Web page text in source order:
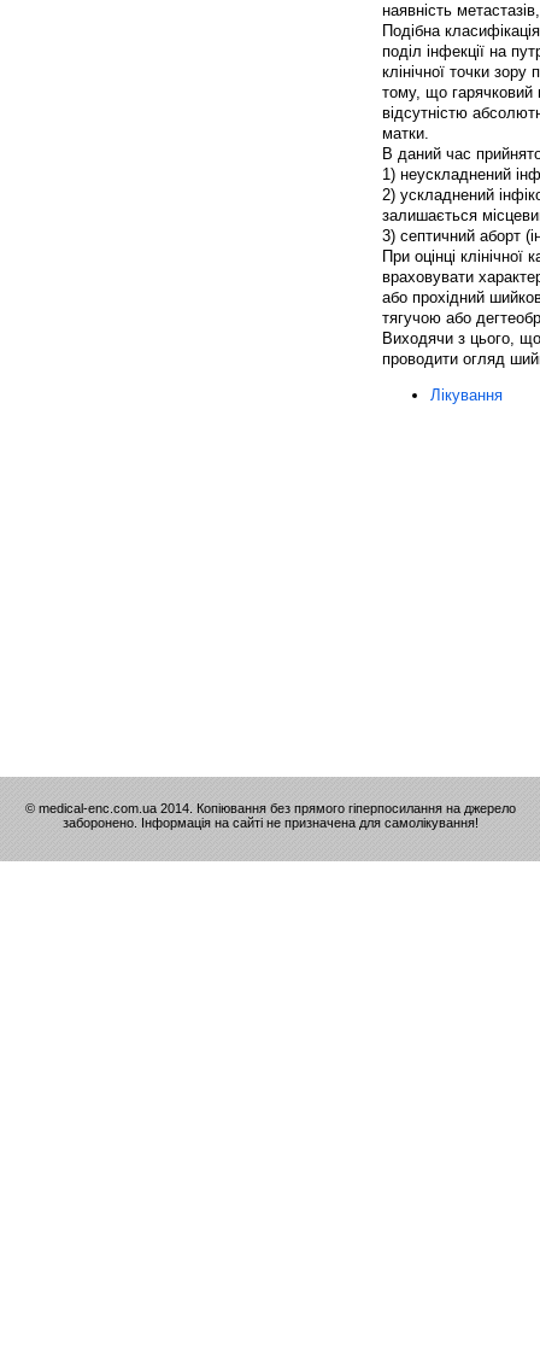
наявність
Подібна
поділ інфекції на
клінічної точки
тому, що гарячковий
відсутністю
матки.
В даний час
1) неускладнений
2) ускладнений
залишається
3) септичний аборт
При оцінці
враховувати
або прохідний
тягучою або
Виходячи з цього,
проводити огляд
Лікування
© medical-enc.com.ua 2014. Копіювання без прямого гіперпосилання на джерело
заборонено. Інформація на сайті не призначена для самолікування!